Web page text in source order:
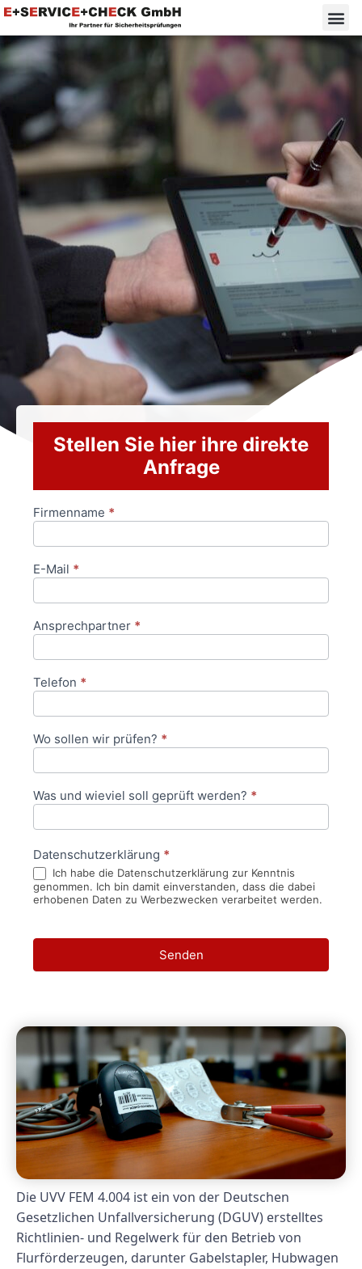
Stellen Sie hier ihre direkte
Anfrage
Anfrageformular
Firmenname *
E-Mail *
Ansprechpartner *
Telefon *
Wo sollen wir prüfen? *
Was und wieviel soll geprüft werden? *
Datenschutzerklärung *
Ich habe die Datenschutzerklärung zur Kenntnis
genommen. Ich bin damit einverstanden, dass die dabei
erhobenen Daten zu Werbezwecken verarbeitet werden.
Senden
Die UVV FEM 4.004 ist ein von der Deutschen
Gesetzlichen Unfallversicherung (DGUV) erstelltes
Richtlinien- und Regelwerk für den Betrieb von
Flurförderzeugen, darunter Gabelstapler, Hubwagen